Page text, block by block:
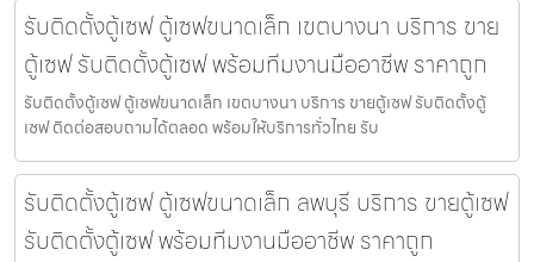
รับติดตั้งตู้เซฟ ตู้เซฟขนาดเล็ก เขตบางนา บริการ ขาย
ตู้เซฟ รับติดตั้งตู้เซฟ พร้อมทีมงานมืออาชีพ ราคาถูก
รับติดตั้งตู้เซฟ ตู้เซฟขนาดเล็ก เขตบางนา บริการ ขายตู้เซฟ รับติดตั้งตู้
เซฟ ติดต่อสอบถามได้ตลอด พร้อมให้บริการทั่วไทย รับ
รับติดตั้งตู้เซฟ ตู้เซฟขนาดเล็ก ลพบุรี บริการ ขายตู้เซฟ
รับติดตั้งตู้เซฟ พร้อมทีมงานมืออาชีพ ราคาถูก